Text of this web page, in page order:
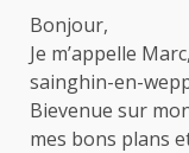
Bonjour,
Je m’appelle
sainghin-en-
Bievenue sur
mes bons plans